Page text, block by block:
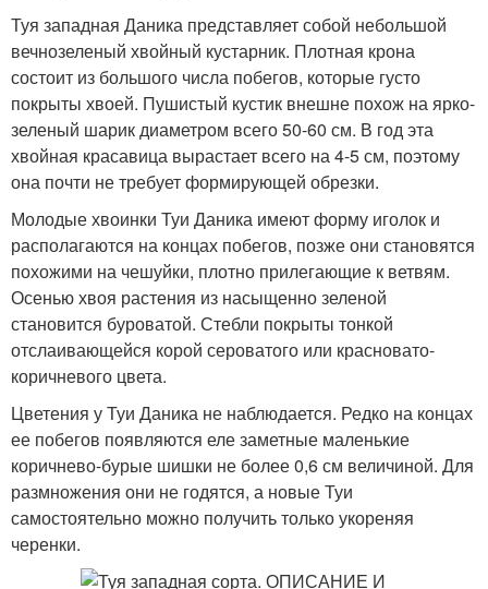
Туя западная Даника представляет собой небольшой
вечнозеленый хвойный кустарник. Плотная крона
состоит из большого числа побегов, которые густо
покрыты хвоей. Пушистый кустик внешне похож на ярко-
зеленый шарик диаметром всего 50-60 см. В год эта
хвойная красавица вырастает всего на 4-5 см, поэтому
она почти не требует формирующей обрезки.
Молодые хвоинки Туи Даника имеют форму иголок и
располагаются на концах побегов, позже они становятся
похожими на чешуйки, плотно прилегающие к ветвям.
Осенью хвоя растения из насыщенно зеленой
становится буроватой. Стебли покрыты тонкой
отслаивающейся корой сероватого или красновато-
коричневого цвета.
Цветения у Туи Даника не наблюдается. Редко на концах
ее побегов появляются еле заметные маленькие
коричнево-бурые шишки не более 0,6 см величиной. Для
размножения они не годятся, а новые Туи
самостоятельно можно получить только укореняя
черенки.